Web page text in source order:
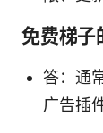
免费梯子
答：通
广告插